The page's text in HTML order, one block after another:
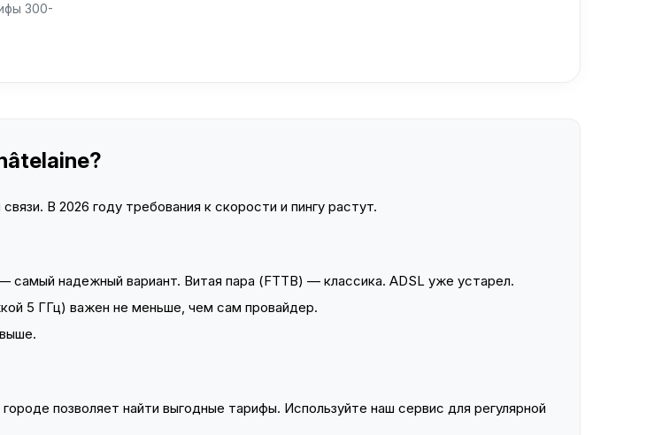
300-
В 2026 году требования к скорости и пингу растут.
самый надежный вариант. Витая пара (FTTB) — классика. ADSL уже устарел.
5 ГГц) важен не меньше, чем сам провайдер.
позволяет найти выгодные тарифы. Используйте наш сервис для регулярной